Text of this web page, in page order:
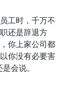
工时，千万不
还是辞退方
你上家公司都
你没有必要害
会说。